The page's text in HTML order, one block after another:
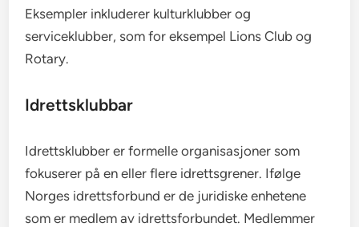
Eksempler inkluderer kulturklubber og
serviceklubber, som for eksempel Lions Club og
Rotary.
Idrettsklubbar
Idrettsklubber er formelle organisasjoner som
fokuserer på en eller flere idrettsgrener. Ifølge
Norges idrettsforbund er de juridiske enhetene
som er medlem av idrettsforbundet. Medlemmer